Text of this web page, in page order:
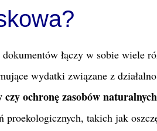
łączy w sobie wiele
wydatki związane z
ochronę zasobów
proekologicznych, takich jak